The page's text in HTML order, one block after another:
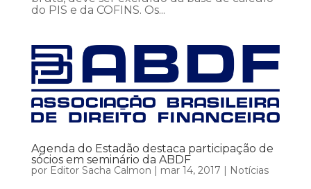
do PIS e da COFINS. Os...
Agenda do Estadão destaca participação de
sócios em seminário da ABDF
por Editor Sacha Calmon | mar 14, 2017 | Notícias